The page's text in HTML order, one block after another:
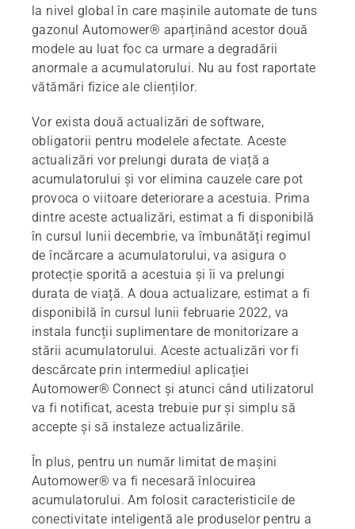
la nivel global în care mașinile automate de tuns
gazonul Automower® aparținând acestor două
modele au luat foc ca urmare a degradării
anormale a acumulatorului. Nu au fost raportate
vătămări fizice ale clienților.
Vor exista două actualizări de software,
obligatorii pentru modelele afectate. Aceste
actualizări vor prelungi durata de viață a
acumulatorului și vor elimina cauzele care pot
provoca o viitoare deteriorare a acestuia. Prima
dintre aceste actualizări, estimat a fi disponibilă
în cursul lunii decembrie, va îmbunătăți regimul
de încărcare a acumulatorului, va asigura o
protecție sporită a acestuia și îi va prelungi
durata de viață. A doua actualizare, estimat a fi
disponibilă în cursul lunii februarie 2022, va
instala funcții suplimentare de monitorizare a
stării acumulatorului. Aceste actualizări vor fi
descărcate prin intermediul aplicației
Automower® Connect și atunci când utilizatorul
va fi notificat, acesta trebuie pur și simplu să
accepte și să instaleze actualizările.
În plus, pentru un număr limitat de mașini
Automower® va fi necesară înlocuirea
acumulatorului. Am folosit caracteristicile de
conectivitate inteligentă ale produselor pentru a